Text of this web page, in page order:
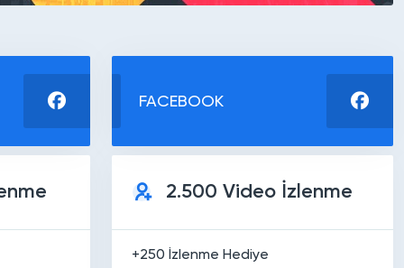
FACEBOOK
2.500 Video İzlenme
+250 İzlenme Hediye